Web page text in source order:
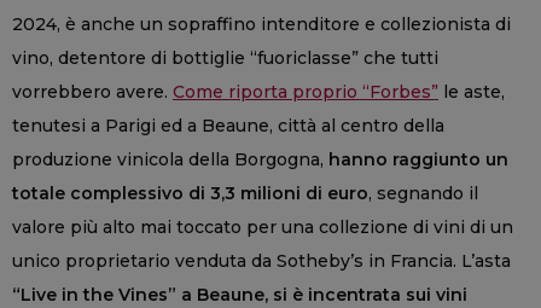
2024, è anche un sopraffino intenditore e collezionista di
vino, detentore di bottiglie “fuoriclasse” che tutti
vorrebbero avere. Come riporta proprio “Forbes” le aste,
tenutesi a Parigi ed a Beaune, città al centro della
produzione vinicola della Borgogna, hanno raggiunto un
totale complessivo di 3,3 milioni di euro, segnando il
valore più alto mai toccato per una collezione di vini di un
unico proprietario venduta da Sotheby’s in Francia. L’asta
“Live in the Vines” a Beaune, si è incentrata sui vini